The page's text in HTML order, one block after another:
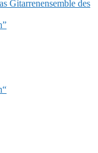
Gitarrenensemble des